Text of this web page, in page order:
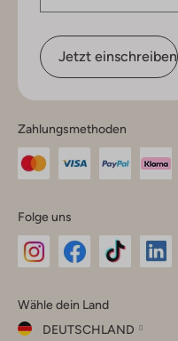
Jetzt einschreiben
Zahlungsmethoden
Folge uns
Instagram
Facebook
TikTok
Wähle dein Land
DEUTSCHLAND